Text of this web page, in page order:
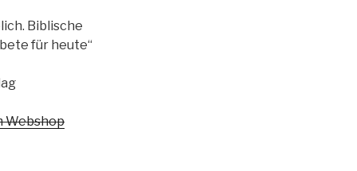
Biblische
für heute“
Webshop